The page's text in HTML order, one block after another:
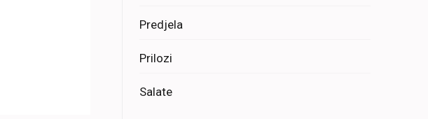
Predjela
Prilozi
Salate